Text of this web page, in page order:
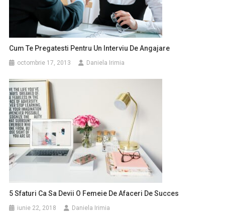
Cum Te Pregatesti Pentru Un Interviu De Angajare
octombrie 17, 2013 Daniela Irimia
5 Sfaturi Ca Sa Devii O Femeie De Afaceri De Succes
iunie 22, 2018 Daniela Irimia